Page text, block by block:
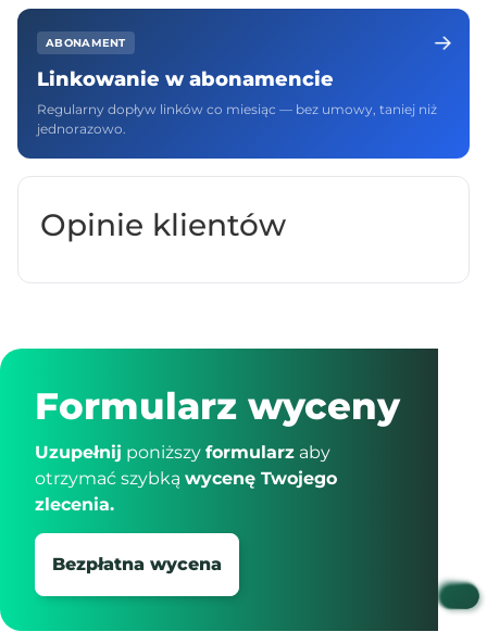
ABONAMENT
Linkowanie w abonamencie
Regularny dopływ linków co miesiąc — bez umowy, taniej niż
jednorazowo.
→
Opinie klientów
Formularz wyceny
Uzupełnij poniższy formularz aby
otrzymać szybką wycenę Twojego
zlecenia.
Bezpłatna wycena